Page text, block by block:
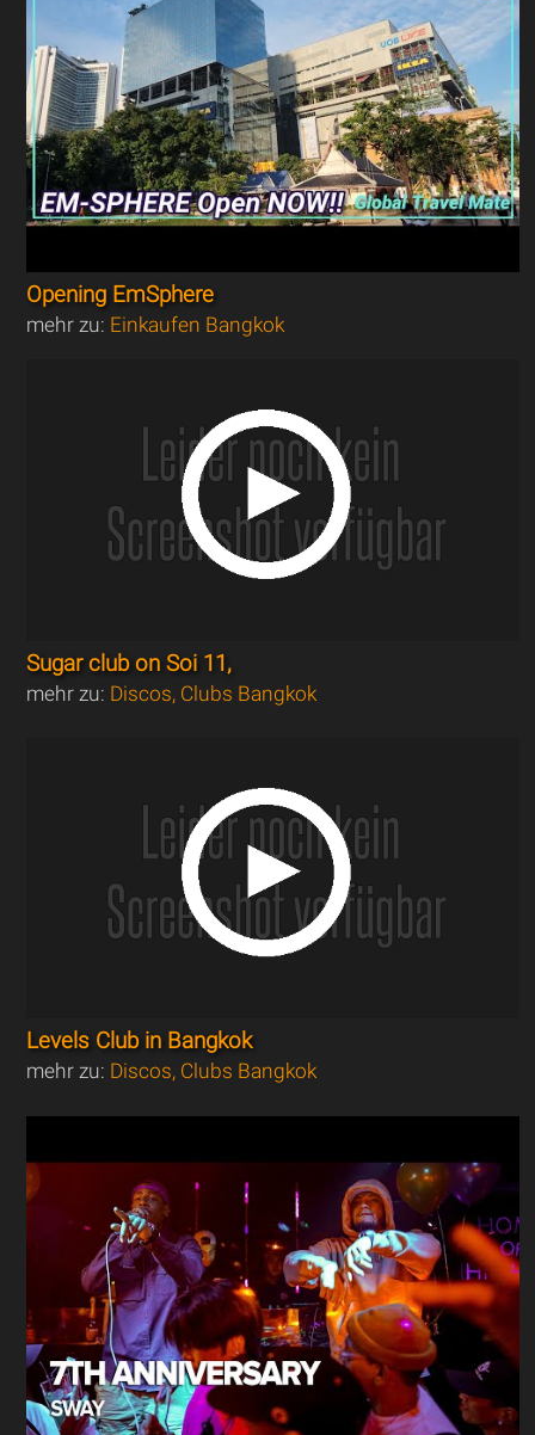
Opening EmSphere
mehr zu: Einkaufen Bangkok
Sugar club on Soi 11,
mehr zu: Discos, Clubs Bangkok
Levels Club in Bangkok
mehr zu: Discos, Clubs Bangkok